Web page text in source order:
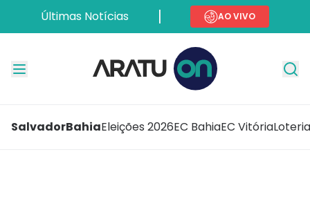
Últimas Notícias AO VIVO
SalvadorBahiaEleições 2026EC BahiaEC Vitória